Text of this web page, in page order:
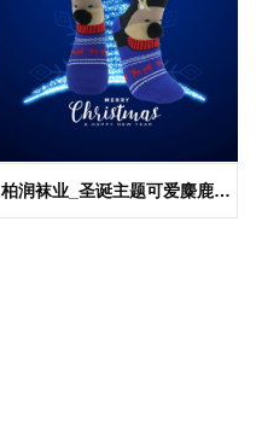
柏润袜业_圣诞主题可爱麋鹿家